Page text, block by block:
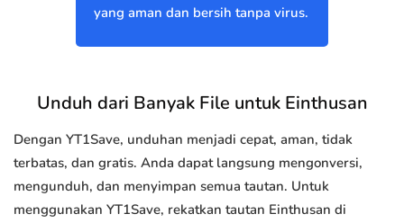
yang aman dan bersih tanpa virus.
Unduh dari Banyak File untuk Einthusan
Dengan YT1Save, unduhan menjadi cepat, aman, tidak
terbatas, dan gratis. Anda dapat langsung mengonversi,
mengunduh, dan menyimpan semua tautan. Untuk
menggunakan YT1Save, rekatkan tautan Einthusan di